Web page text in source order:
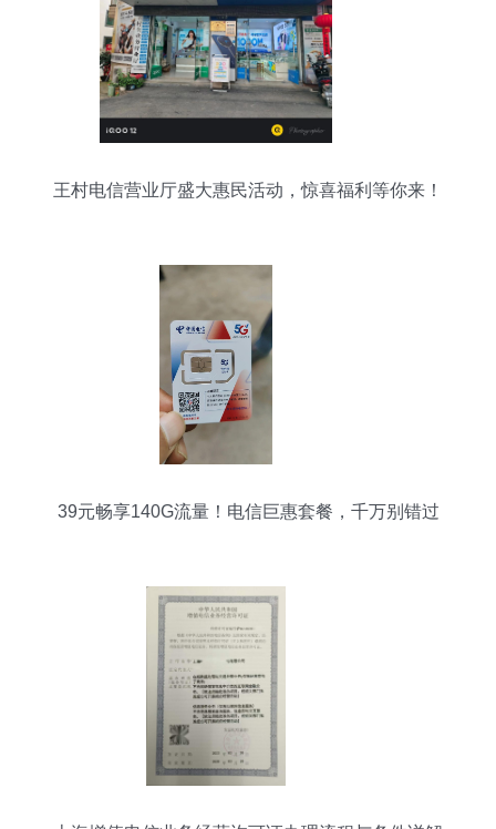
王村电信营业厅盛大惠民活动，惊喜福利等你来！
39元畅享140G流量！电信巨惠套餐，千万别错过